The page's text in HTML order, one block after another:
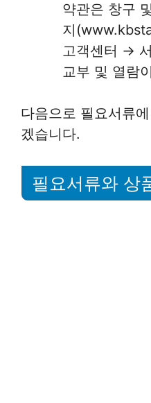
약관은 창구
지
고객센터 →
교부 및 열람
다음으로 필요서류
겠습니다.
필요서류와 상